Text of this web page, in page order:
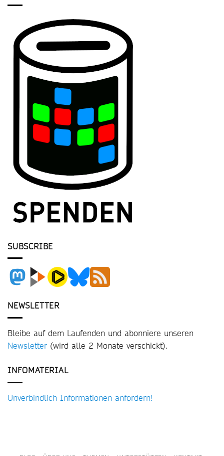
SUBSCRIBE
NEWSLETTER
Bleibe auf dem Laufenden und abonniere unseren
Newsletter (wird alle 2 Monate verschickt).
INFOMATERIAL
Unverbindlich Informationen anfordern!